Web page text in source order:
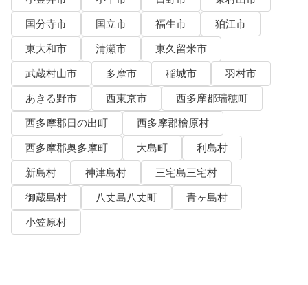
国分寺市
国立市 福生市
狛江市
東大和市
清瀬市
東久留米市
武蔵村山市
多摩市 稲城市
羽村市
あきる野市
西東京市
西多摩郡瑞穂町
西多摩郡日の出町
西多摩郡檜原村
西多摩郡奥多摩町
大島町
利島村
新島村
神津島村
三宅島三宅村
御蔵島村
八丈島八丈町
青ヶ島村
小笠原村